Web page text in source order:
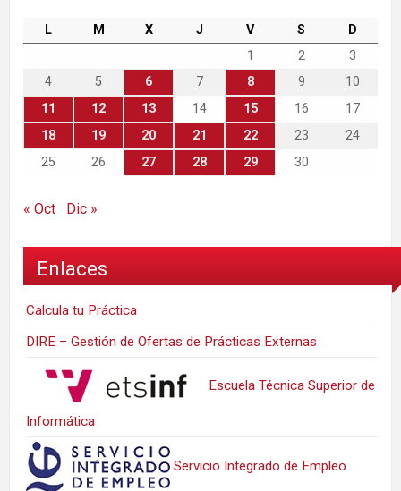
L M X J V S
D
1
2
3
4
5 6 7 8 9
10
11
12 13 14 15 16
17
18
19 20 21 22 23
24
25
26 27 28 29 30
« Oct Dic »
Enlaces
Calcula tu Práctica
DIRE – Gestión de Ofertas de Prácticas Externas
Escuela Técnica Superior de
Informática
Servicio Integrado de Empleo